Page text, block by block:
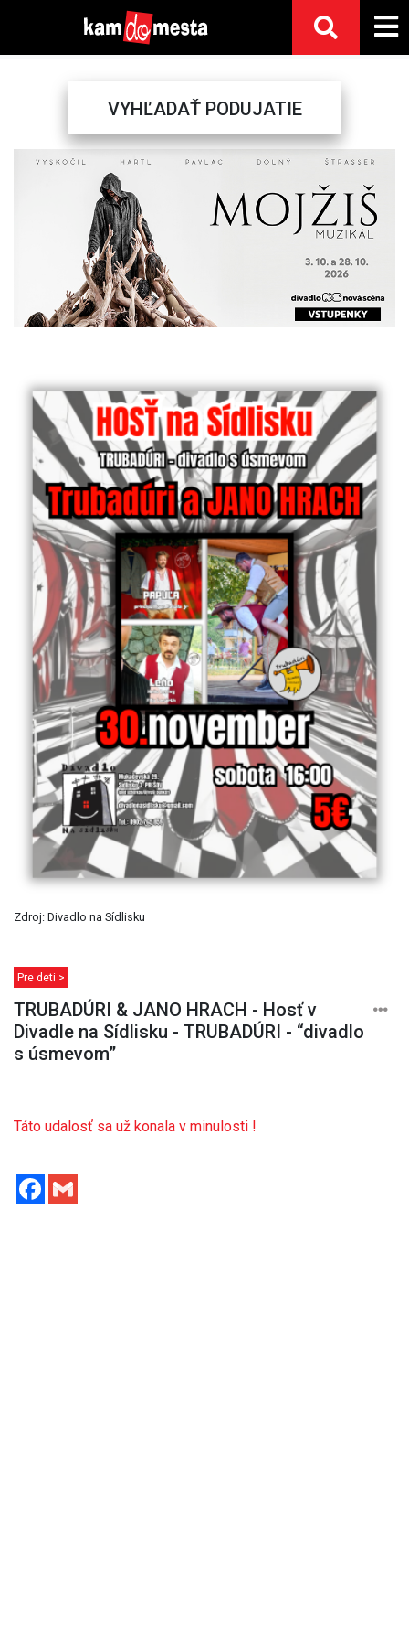
VYHĽADAŤ PODUJATIE
Previous
Zdroj: Divadlo na Sídlisku
Pre deti >
TRUBADÚRI & JANO HRACH - Hosť v
Divadle na Sídlisku - TRUBADÚRI - “divadlo
s úsmevom”
Táto udalosť sa už konala v minulosti !
Facebook